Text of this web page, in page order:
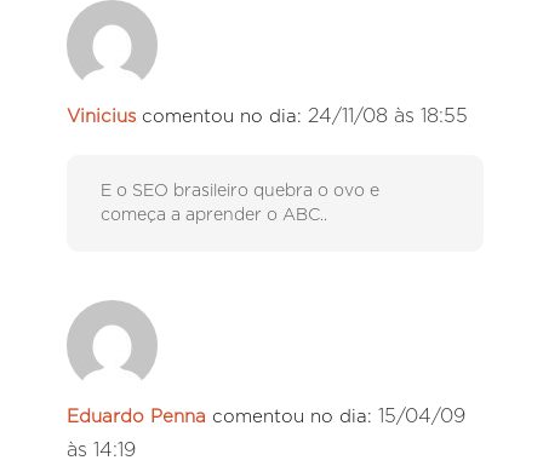
Vinicius comentou no dia: 24/11/08 às 18:55
E o SEO brasileiro quebra o ovo e
começa a aprender o ABC..
Eduardo Penna comentou no dia: 15/04/09
às 14:19